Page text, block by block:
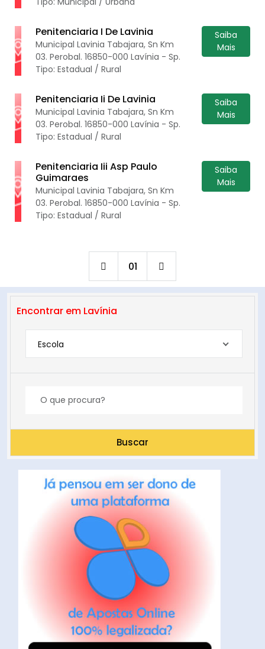
Penitenciaria I De Lavinia
Municipal Lavinia Tabajara, Sn Km
03. Perobal. 16850-000 Lavínia - Sp.
Tipo: Estadual / Rural
Saiba
Mais
Penitenciaria Ii De Lavinia
Municipal Lavinia Tabajara, Sn Km
03. Perobal. 16850-000 Lavínia - Sp.
Tipo: Estadual / Rural
Saiba
Mais
Penitenciaria Iii Asp Paulo
Guimaraes
Municipal Lavinia Tabajara, Sn Km
03. Perobal. 16850-000 Lavínia - Sp.
Tipo: Estadual / Rural
Saiba
Mais
01
Encontrar em Lavínia
Escola
Buscar